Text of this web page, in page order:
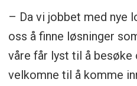
– Da vi jobbet med nye
oss å finne løsninger
våre får lyst til å besøke
velkomne til å komme